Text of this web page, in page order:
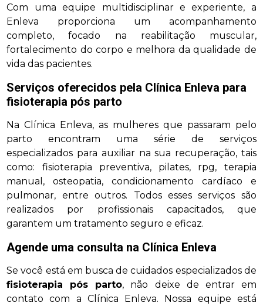
Com uma equipe multidisciplinar e experiente, a
Enleva proporciona um acompanhamento
completo, focado na reabilitação muscular,
fortalecimento do corpo e melhora da qualidade de
vida das pacientes.
Serviços oferecidos pela Clínica Enleva para
fisioterapia pós parto
Na Clínica Enleva, as mulheres que passaram pelo
parto encontram uma série de serviços
especializados para auxiliar na sua recuperação, tais
como: fisioterapia preventiva, pilates, rpg, terapia
manual, osteopatia, condicionamento cardíaco e
pulmonar, entre outros. Todos esses serviços são
realizados por profissionais capacitados, que
garantem um tratamento seguro e eficaz.
Agende uma consulta na Clínica Enleva
Se você está em busca de cuidados especializados de
fisioterapia pós parto, não deixe de entrar em
contato com a Clínica Enleva. Nossa equipe está